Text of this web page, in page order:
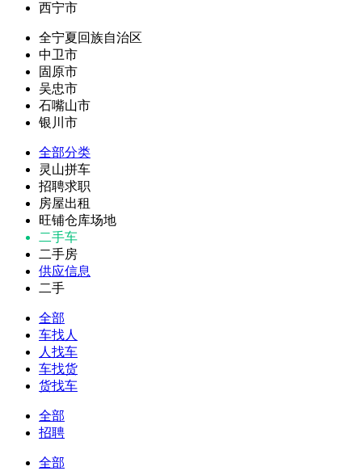
西宁市
全宁夏回族自治区
中卫市
固原市
吴忠市
石嘴山市
银川市
全部分类
灵山拼车
招聘求职
房屋出租
旺铺仓库场地
二手车
二手房
供应信息
二手
全部
车找人
人找车
车找货
货找车
全部
招聘
全部